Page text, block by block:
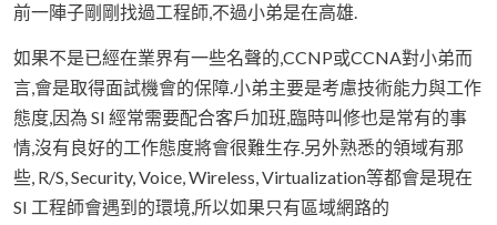
前一陣子剛剛找過工程師,不過小弟是在高雄.
如果不是已經在業界有一些名聲的,CCNP或CCNA對小弟而
言,會是取得面試機會的保障.小弟主要是考慮技術能力與工作
態度,因為 SI 經常需要配合客戶加班,臨時叫修也是常有的事
情,沒有良好的工作態度將會很難生存.另外熟悉的領域有那
些, R/S, Security, Voice, Wireless, Virtualization等都會是現在
SI 工程師會遇到的環境,所以如果只有區域網路的